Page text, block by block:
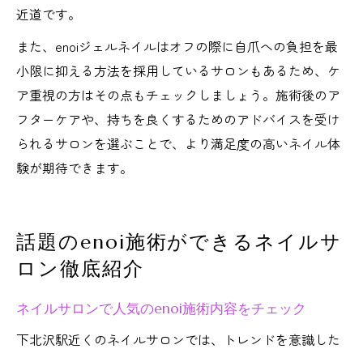
近道です。
また、enoiジェルネイルはオフの際に自爪への負担を最
小限に抑える方法を採用しているサロンもあるため、ケ
ア重視の方はその点もチェックしましょう。施術後のア
フターケアや、持ちを良くするためのアドバイスを受け
られるサロンを選ぶことで、より満足度の高いネイル体
験が期待できます。
話題のenoi施術ができるネイルサ
ロン徹底紹介
ネイルサロンで人気のenoi施術内容をチェック
下北沢駅近くのネイルサロンでは、トレンドを意識した